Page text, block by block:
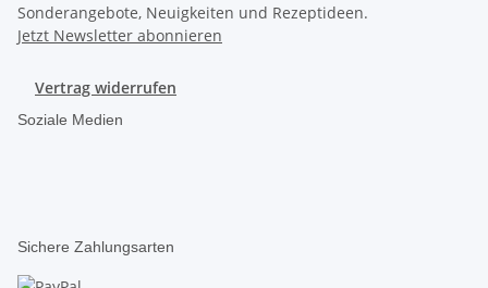
Sonderangebote, Neuigkeiten und Rezeptideen.
Jetzt Newsletter abonnieren
Vertrag widerrufen
Soziale Medien
Sichere Zahlungsarten